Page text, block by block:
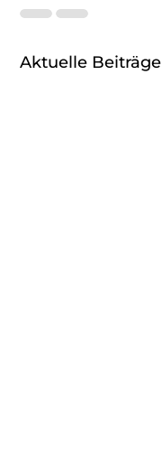
Aktuelle Beiträge